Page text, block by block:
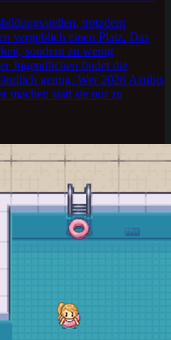
trotzdem
vergeblich einen Platz. Das
sondern zu wenig
Jugendlichen findet die
genug. Wer 2026 Azubis
machen statt sie nur zu